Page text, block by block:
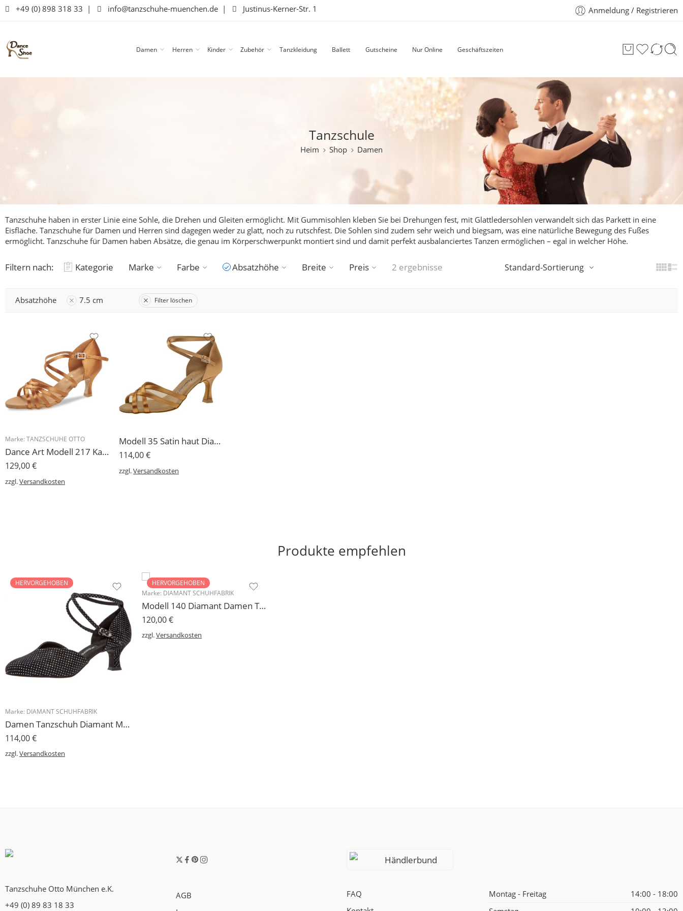
+49 (0) 898 318 33 | info@tanzschuhe-muenchen.de | Justinus-Kerner-Str. 1 Anmeldung / Registrieren
Damen Herren Kinder Zubehör Tanzkleidung Ballett Gutscheine Nur Online Geschäftszeiten
Tanzschule
Heim Shop Damen
Tanzschuhe haben in erster Linie eine Sohle, die Drehen und Gleiten ermöglicht. Mit Gummisohlen kleben Sie bei Drehungen fest, mit Glattledersohlen verwandelt sich das Parkett in eine
Eisfläche. Tanzschuhe für Damen und Herren sind dagegen weder zu glatt, noch zu rutschfest. Die Sohlen sind zudem sehr weich und biegsam, was eine natürliche Bewegung des Fußes
ermöglicht. Tanzschuhe für Damen haben Absätze, die genau im Körperschwerpunkt montiert sind und damit perfekt ausbalanciertes Tanzen ermöglichen – egal in welcher Höhe.
Filtern nach: Kategorie Marke Farbe Absatzhöhe Breite Preis 2 ergebnisse Standard-Sortierung
Absatzhöhe 7.5 cm Filter löschen
Marke: TANZSCHUHE OTTO
Dance Art Modell 217 Katja
129,00€
zzgl.Versandkosten
Modell 35 Satin haut Diamant Damen Tanzschuhe 3 Absatzhöhen
114,00€
zzgl.Versandkosten
Produkte empfehlen
HERVORGEHOBEN
Marke: DIAMANT SCHUHFABRIK
Damen Tanzschuh Diamant Modell 105
114,00€
zzgl.Versandkosten
HERVORGEHOBEN
Marke: DIAMANT SCHUHFABRIK
Modell 140 Diamant Damen Trainerschuh Microfaser 3,7 cm
120,00€
zzgl.Versandkosten
Tanzschuhe Otto München e.K.
+49 (0) 89 83 18 33
AGB
Händlerbund
FAQ
Montag - Freitag
14:00 - 18:00